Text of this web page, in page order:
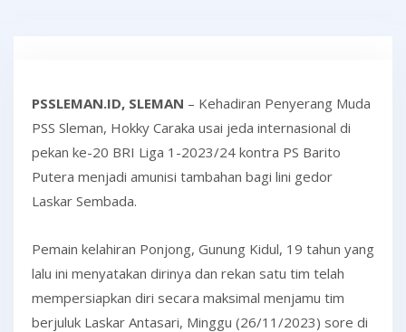
PSSLEMAN.ID, SLEMAN – Kehadiran Penyerang Muda
PSS Sleman, Hokky Caraka usai jeda internasional di
pekan ke-20 BRI Liga 1-2023/24 kontra PS Barito
Putera menjadi amunisi tambahan bagi lini gedor
Laskar Sembada.
Pemain kelahiran Ponjong, Gunung Kidul, 19 tahun yang
lalu ini menyatakan dirinya dan rekan satu tim telah
mempersiapkan diri secara maksimal menjamu tim
berjuluk Laskar Antasari, Minggu (26/11/2023) sore di